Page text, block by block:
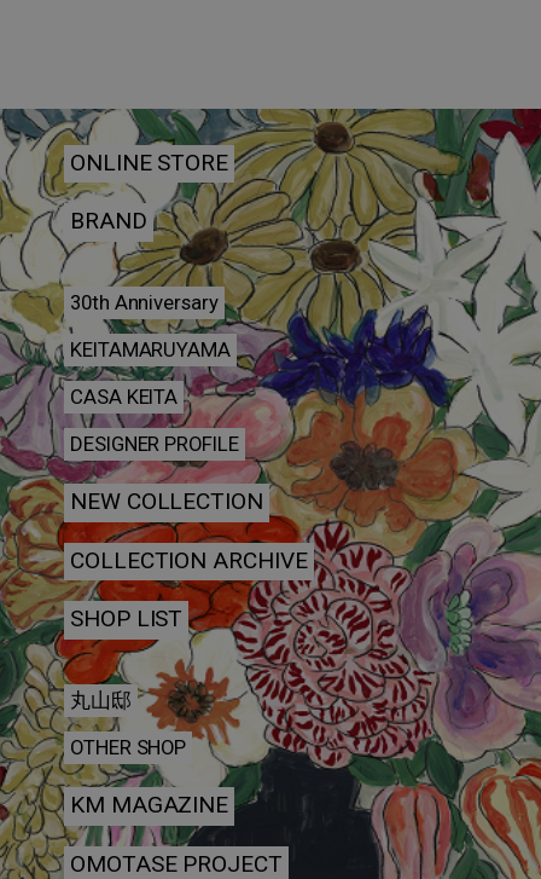
ONLINE STORE
BRAND
30th Anniversary
KEITAMARUYAMA
CASA KEITA
DESIGNER PROFILE
NEW COLLECTION
COLLECTION ARCHIVE
SHOP LIST
丸山邸
OTHER SHOP
KM MAGAZINE
OMOTASE PROJECT